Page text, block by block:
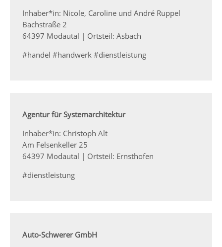
Inhaber*in: Nicole, Caroline und André Ruppel
Bachstraße 2
64397 Modautal | Ortsteil: Asbach
#handel #handwerk #dienstleistung
Agentur für Systemarchitektur
Inhaber*in: Christoph Alt
Am Felsenkeller 25
64397 Modautal | Ortsteil: Ernsthofen
#dienstleistung
Auto-Schwerer GmbH